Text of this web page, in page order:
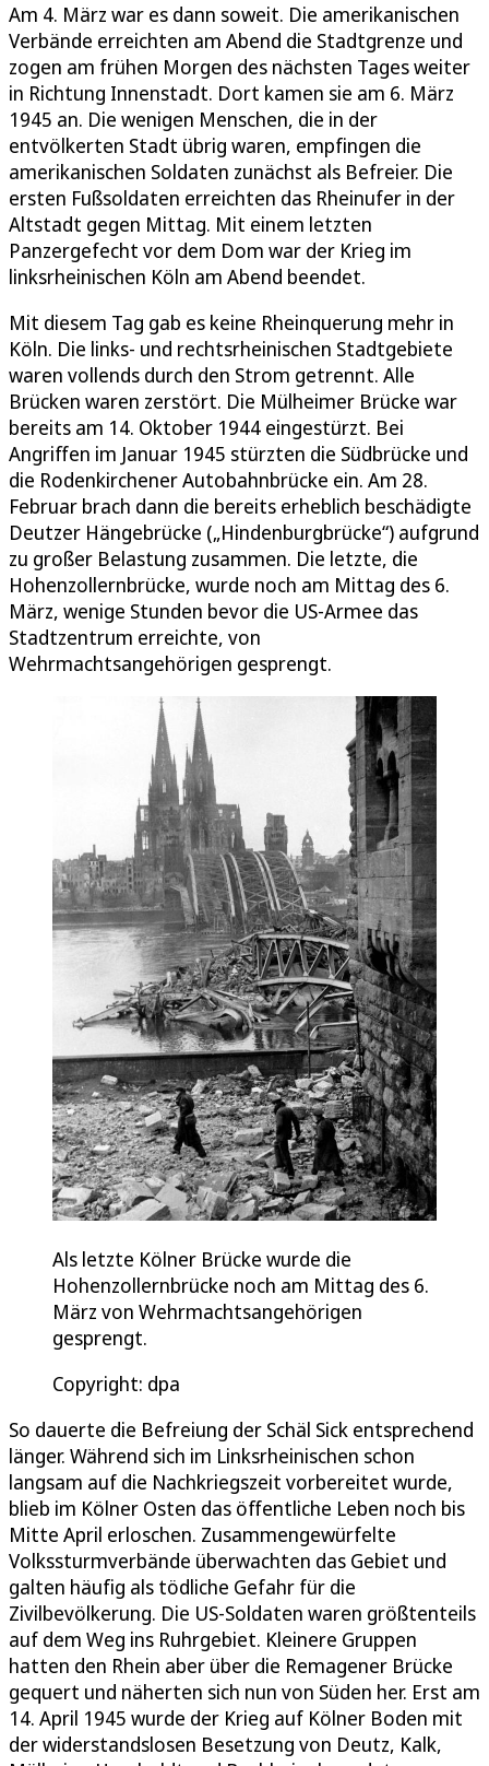
Am 4. März war es dann soweit. Die amerikanischen
Verbände erreichten am Abend die Stadtgrenze und
zogen am frühen Morgen des nächsten Tages weiter
in Richtung Innenstadt. Dort kamen sie am 6. März
1945 an. Die wenigen Menschen, die in der
entvölkerten Stadt übrig waren, empfingen die
amerikanischen Soldaten zunächst als Befreier. Die
ersten Fußsoldaten erreichten das Rheinufer in der
Altstadt gegen Mittag. Mit einem letzten
Panzergefecht vor dem Dom war der Krieg im
linksrheinischen Köln am Abend beendet.
Mit diesem Tag gab es keine Rheinquerung mehr in
Köln. Die links- und rechtsrheinischen Stadtgebiete
waren vollends durch den Strom getrennt. Alle
Brücken waren zerstört. Die Mülheimer Brücke war
bereits am 14. Oktober 1944 eingestürzt. Bei
Angriffen im Januar 1945 stürzten die Südbrücke und
die Rodenkirchener Autobahnbrücke ein. Am 28.
Februar brach dann die bereits erheblich beschädigte
Deutzer Hängebrücke („Hindenburgbrücke“) aufgrund
zu großer Belastung zusammen. Die letzte, die
Hohenzollernbrücke, wurde noch am Mittag des 6.
März, wenige Stunden bevor die US-Armee das
Stadtzentrum erreichte, von
Wehrmachtsangehörigen gesprengt.
Als letzte Kölner Brücke wurde die
Hohenzollernbrücke noch am Mittag des 6.
März von Wehrmachtsangehörigen
gesprengt.
Copyright: dpa
So dauerte die Befreiung der Schäl Sick entsprechend
länger. Während sich im Linksrheinischen schon
langsam auf die Nachkriegszeit vorbereitet wurde,
blieb im Kölner Osten das öffentliche Leben noch bis
Mitte April erloschen. Zusammengewürfelte
Volkssturmverbände überwachten das Gebiet und
galten häufig als tödliche Gefahr für die
Zivilbevölkerung. Die US-Soldaten waren größtenteils
auf dem Weg ins Ruhrgebiet. Kleinere Gruppen
hatten den Rhein aber über die Remagener Brücke
gequert und näherten sich nun von Süden her. Erst am
14. April 1945 wurde der Krieg auf Kölner Boden mit
der widerstandslosen Besetzung von Deutz, Kalk,